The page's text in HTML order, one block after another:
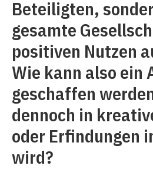
Beteiligten,
gesamte
positiven Nutzen
Wie kann also ein
geschaffen
dennoch in
oder Erfindungen
wird?